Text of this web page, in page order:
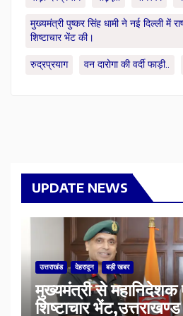
मुख्यमंत्री पुष्कर सिंह धामी ने नई दिल्ली में
शिष्टाचार भेंट की।
रुद्रप्रयाग वन दारोगा की वर्दी फाड़ी..
UPDATE NEWS
उत्तराखंड देहरादून बड़ी खबर
मुख्यमंत्री से महानिदेशक
शिष्टाचार